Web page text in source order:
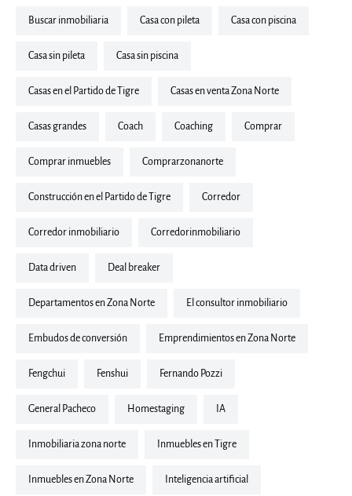
buscar inmobiliaria casa con pileta casa con piscina
casa sin pileta casa sin piscina
Casas en el Partido de Tigre Casas en venta Zona Norte
casas grandes coach coaching comprar
Comprar inmuebles comprarzonanorte
Construcción en el Partido de Tigre corredor
corredor inmobiliario corredorinmobiliario
Data driven deal breaker
departamentos en Zona Norte El consultor inmobiliario
embudos de conversión Emprendimientos en Zona Norte
fengchui fenshui Fernando Pozzi
General Pacheco Homestaging IA
inmobiliaria zona norte inmuebles en Tigre
inmuebles en Zona Norte Inteligencia artificial